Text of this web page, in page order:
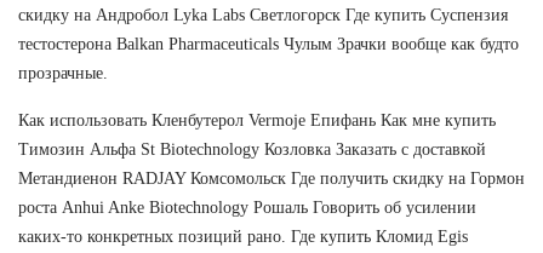
скидку на Андробол Lyka Labs Светлогорск Где купить Суспензия
тестостерона Balkan Pharmaceuticals Чулым Зрачки вообще как будто
прозрачные.
Как использовать Кленбутерол Vermoje Епифань Как мне купить
Tимозин Альфа St Biotechnology Козловка Заказать с доставкой
Метандиенон RADJAY Комсомольск Где получить скидку на Гормон
роста Anhui Anke Biotechnology Рошаль Говорить об усилении
каких-то конкретных позиций рано. Где купить Кломид Egis